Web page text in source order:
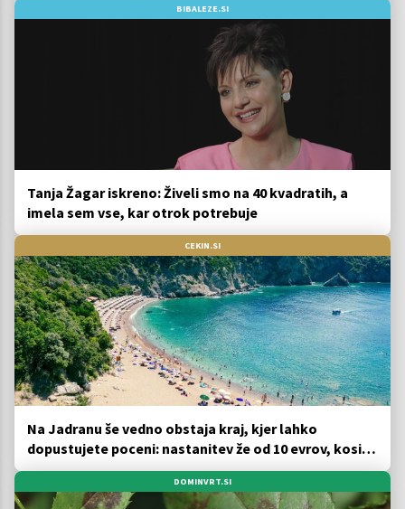
BIBALEZE.SI
Tanja Žagar iskreno: Živeli smo na 40 kvadratih, a
imela sem vse, kar otrok potrebuje
CEKIN.SI
Na Jadranu še vedno obstaja kraj, kjer lahko
dopustujete poceni: nastanitev že od 10 evrov, kosilo
za pet evrov
DOMINVRT.SI